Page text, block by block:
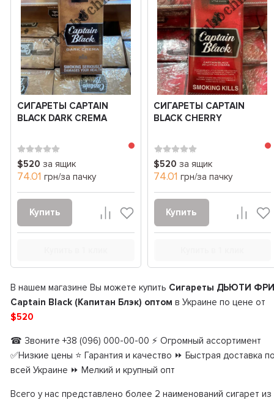
СИГАРЕТЫ СAPTAIN
BLACK DARK CREMA
$520 за ящик
74.01 грн/за пачку
Купить
СИГАРЕТЫ СAPTAIN
BLACK CHERRY
$520 за ящик
74.01 грн/за пачку
Купить
В нашем магазине Вы можете купить Сигареты ДЬЮТИ ФРИ
Captain Black (Капитан Блэк) оптом в Украине по цене от
$520
☎ Звоните +38 (096) 000-00-00 ⚡ Огромный ассортимент
✅Низкие цены ⭐ Гарантия и качество ⏩ Быстрая доставка
всей Украине ⏩ Мелкий и крупный опт
Всего у нас представлено более 2 наименований сигарет из